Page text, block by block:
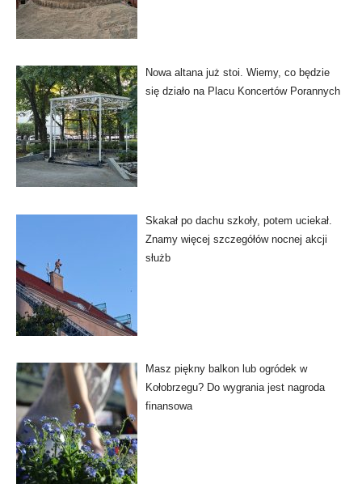
Nowa altana już stoi. Wiemy, co będzie
się działo na Placu Koncertów Porannych
Skakał po dachu szkoły, potem uciekał.
Znamy więcej szczegółów nocnej akcji
służb
Masz piękny balkon lub ogródek w
Kołobrzegu? Do wygrania jest nagroda
finansowa